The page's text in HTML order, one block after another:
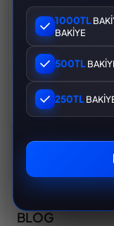
1000
BLOG
1000TL
BAKİYE
500TL
250TL